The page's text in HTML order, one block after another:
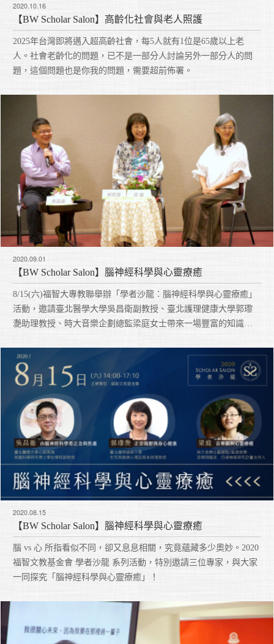
2020.10.16
【BW Scholar Salon】高齡化社會與老人照護
2025年台灣即將邁入超高齡社會，每5人就有1位是65歲以上老
人。社會老齡化的問題，已不是一部分人討論另外一部分人的問
題，這個問題也是你我的問題，需要超前佈署。
2020.09.01
【BW Scholar Salon】腦神經科學與心靈療癒
8/15(六)福智大專教聯舉辦「學者沙龍：腦神經科學與心靈療癒」
活動，邀請臺北醫學大學吳昌衛副教授、臺北護理健康大學郭瓈
灔助理教授、時大音樂企劃總監梁庭女士帶來一場豐富的知識饗
2020.08.15
【BW Scholar Salon】腦神經科學與心靈療癒
腦 vs 心 所指看似不同，卻又息息相關，究竟蘊藏多少奧妙。2020
福智文教基金會 學者沙龍 系列活動，特別邀請三位專家，與大家
一同探究「腦神經科學與心靈療癒」！